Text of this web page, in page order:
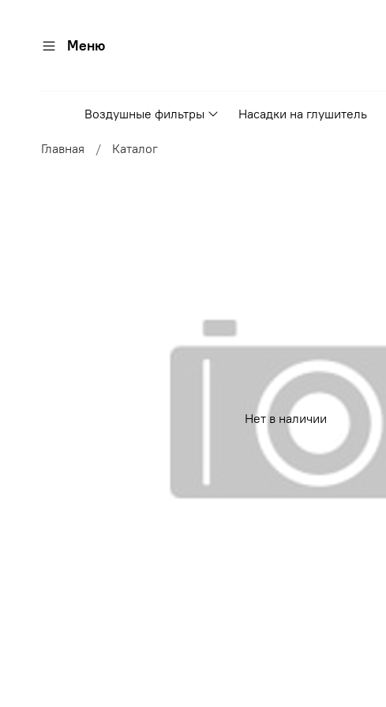
Меню
Воздушные фильтры Насадки на глушитель
Главная Каталог
Нет в наличии